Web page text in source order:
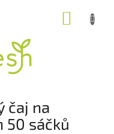
čaj na
50 sáčků